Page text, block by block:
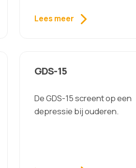
Lees meer
GDS-15
De GDS-15 screent op een
depressie bij ouderen.